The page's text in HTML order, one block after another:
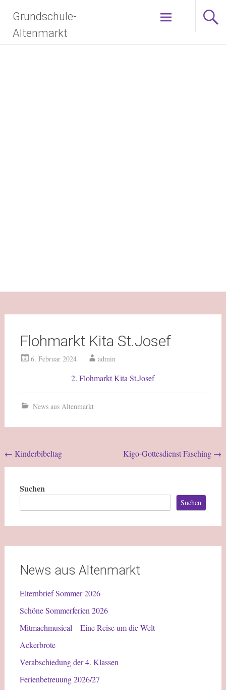
Grundschule-
Altenmarkt
Flohmarkt Kita St.Josef
6. Februar 2024 admin
2. Flohmarkt Kita St.Josef
News aus Altenmarkt
← Kinderbibeltag Kigo-Gottesdienst Fasching →
Suchen
Suchen
News aus Altenmarkt
Elternbrief Sommer 2026
Schöne Sommerferien 2026
Mitmachmusical – Eine Reise um die Welt
Ackerbrote
Verabschiedung der 4. Klassen
Ferienbetreuung 2026/27